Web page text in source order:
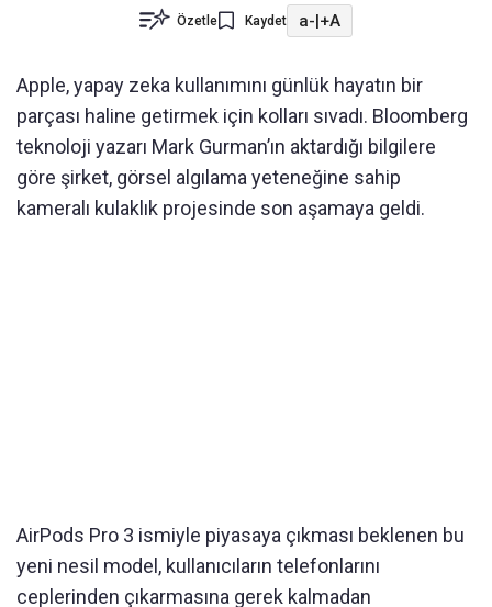
Özetle Kaydet a-|+A
Apple, yapay zeka kullanımını günlük hayatın bir
parçası haline getirmek için kolları sıvadı. Bloomberg
teknoloji yazarı Mark Gurman’ın aktardığı bilgilere
göre şirket, görsel algılama yeteneğine sahip
kameralı kulaklık projesinde son aşamaya geldi.
AirPods Pro 3 ismiyle piyasaya çıkması beklenen bu
yeni nesil model, kullanıcıların telefonlarını
ceplerinden çıkarmasına gerek kalmadan